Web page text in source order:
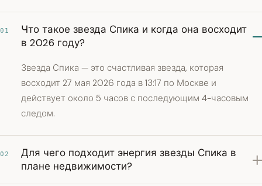
01
Что такое звезда Спика и когда она восходит
в 2026 году?
Звезда Спика — это счастливая звезда, которая
восходит 27 мая 2026 года в 13:17 по Москве и
действует около 5 часов с последующим 4-часовым
следом.
02
Для чего подходит энергия звезды Спика в
плане недвижимости?